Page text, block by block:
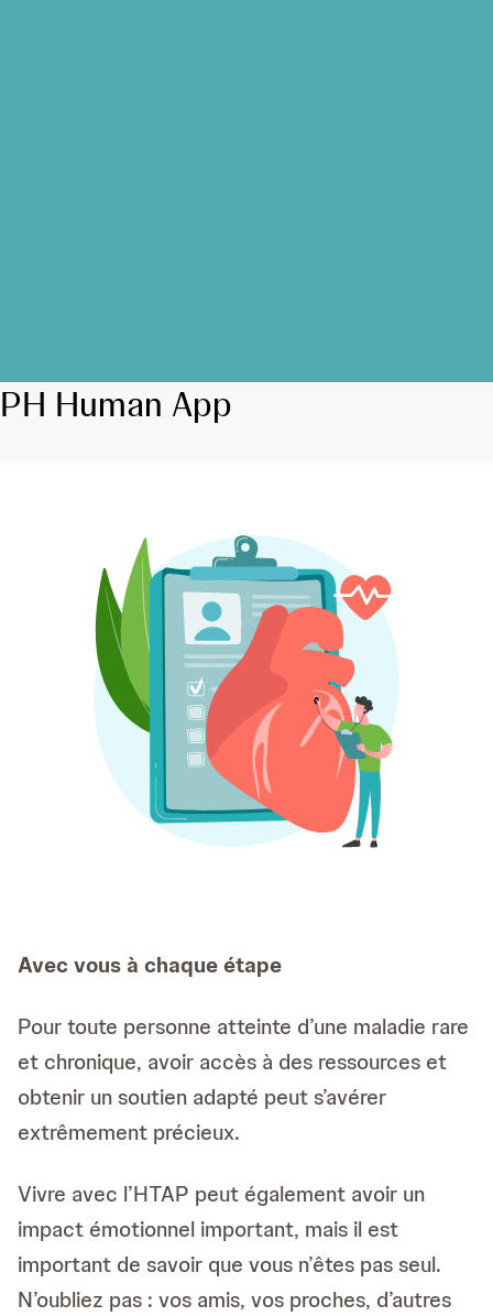
PH Human App
Avec vous à chaque étape
Pour toute personne atteinte d’une maladie rare
et chronique, avoir accès à des ressources et
obtenir un soutien adapté peut s’avérer
extrêmement précieux.
Vivre avec l’HTAP peut également avoir un
impact émotionnel important, mais il est
important de savoir que vous n’êtes pas seul.
N’oubliez pas : vos amis, vos proches, d’autres